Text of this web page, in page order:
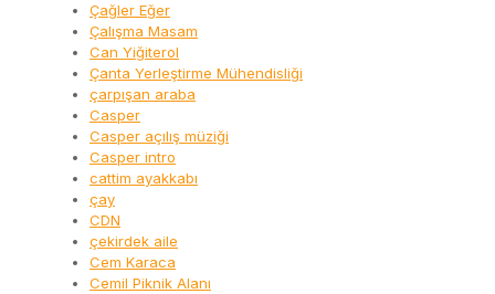
Çağler Eğer
Çalışma Masam
Can Yiğiterol
Çanta Yerleştirme Mühendisliği
çarpışan araba
Casper
Casper açılış müziği
Casper intro
cattim ayakkabı
çay
CDN
çekirdek aile
Cem Karaca
Cemil Piknik Alanı